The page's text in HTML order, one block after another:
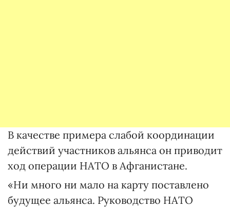
В качестве примера слабой координации
действий участников альянса он приводит
ход операции НАТО в Афганистане.
«Ни много ни мало на карту поставлено
будущее альянса. Руководство НАТО